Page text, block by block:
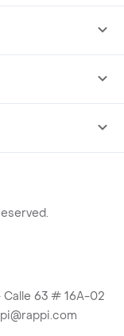
63 # 16A-02